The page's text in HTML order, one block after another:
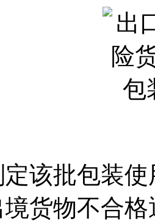
该批包装
货物不合